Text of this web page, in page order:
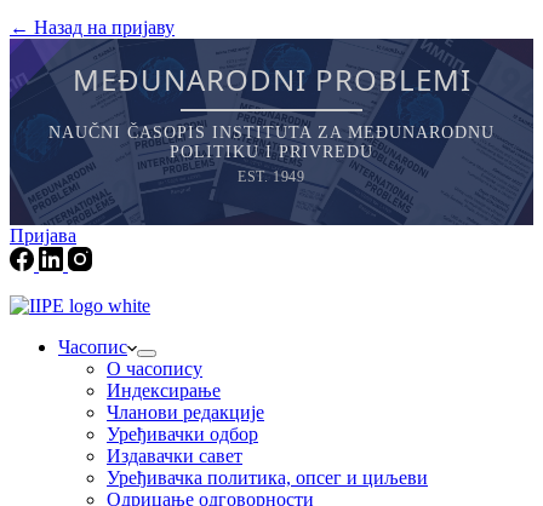
← Назад на пријаву
MEĐUNARODNI PROBLEMI
NAUČNI ČASOPIS INSTITUTA ZA MEĐUNARODNU
POLITIKU I PRIVREDU
EST. 1949
Пријава
Часопис
О часопису
Индексирање
Чланови редакције
Уређивачки одбор
Издавачки савет
Уређивачка политика, опсег и циљеви
Одрицање одговорности